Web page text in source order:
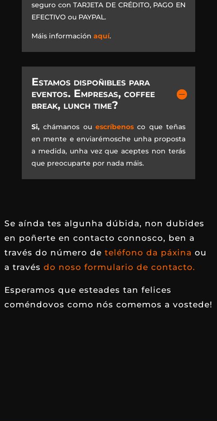
seguro con TARJETA DE CRÉDITO, PAGO EN
EFECTIVO ou PAYPAL.
Máis información aquí.
Estamos dispoñibles para
eventos. Empresas, coffee
break, lunch time?
Si,chámanos ou escríbenos co que teñas
en mente e enviarémosche unha proposta
a medida, unha vez que aceptes non terás
que preocuparte por nada máis.
Se aínda tes algunha dúbida, non dubides
en poñerte en contacto connosco, ben a
través do número de teléfono da páxina ou
a través do noso formulario de contacto.
Esperamos que esteades tan felices
coméndovos como nós comemos a vostede!